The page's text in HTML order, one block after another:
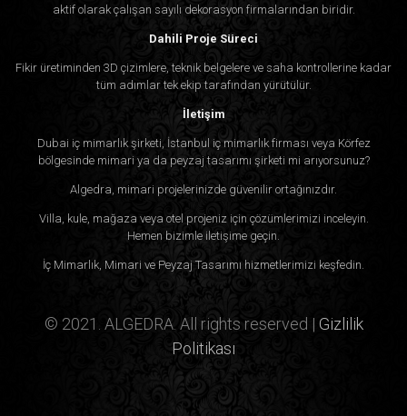
aktif olarak çalışan sayılı dekorasyon firmalarından biridir.
Dahili Proje Süreci
Fikir üretiminden 3D çizimlere, teknik belgelere ve saha kontrollerine kadar
tüm adımlar tek ekip tarafından yürütülür.
İletişim
Dubai iç mimarlık şirketi, İstanbul iç mimarlık firması veya Körfez
bölgesinde mimari ya da peyzaj tasarımı şirketi mi arıyorsunuz?
Algedra, mimari projelerinizde güvenilir ortağınızdır.
Villa, kule, mağaza veya otel projeniz için çözümlerimizi inceleyin.
Hemen bizimle iletişime geçin.
İç Mimarlık, Mimari ve Peyzaj Tasarımı hizmetlerimizi keşfedin.
© 2021. ALGEDRA. All rights reserved | Gizlilik
Politikası